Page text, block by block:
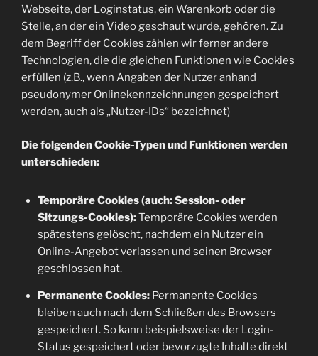
Webseite, der Loginstatus, ein Warenkorb oder die
Stelle, an der ein Video geschaut wurde, gehören. Zu
dem Begriff der Cookies zählen wir ferner andere
Technologien, die die gleichen Funktionen wie Cookies
erfüllen (z.B., wenn Angaben der Nutzer anhand
pseudonymer Onlinekennzeichnungen gespeichert
werden, auch als „Nutzer-IDs“ bezeichnet)
Die folgenden Cookie-Typen und Funktionen werden
unterschieden:
Temporäre Cookies (auch: Session- oder
Sitzungs-Cookies):Temporäre Cookies werden
spätestens gelöscht, nachdem ein Nutzer ein
Online-Angebot verlassen und seinen Browser
geschlossen hat.
Permanente Cookies:Permanente Cookies
bleiben auch nach dem Schließen des Browsers
gespeichert. So kann beispielsweise der Login-
Status gespeichert oder bevorzugte Inhalte direkt